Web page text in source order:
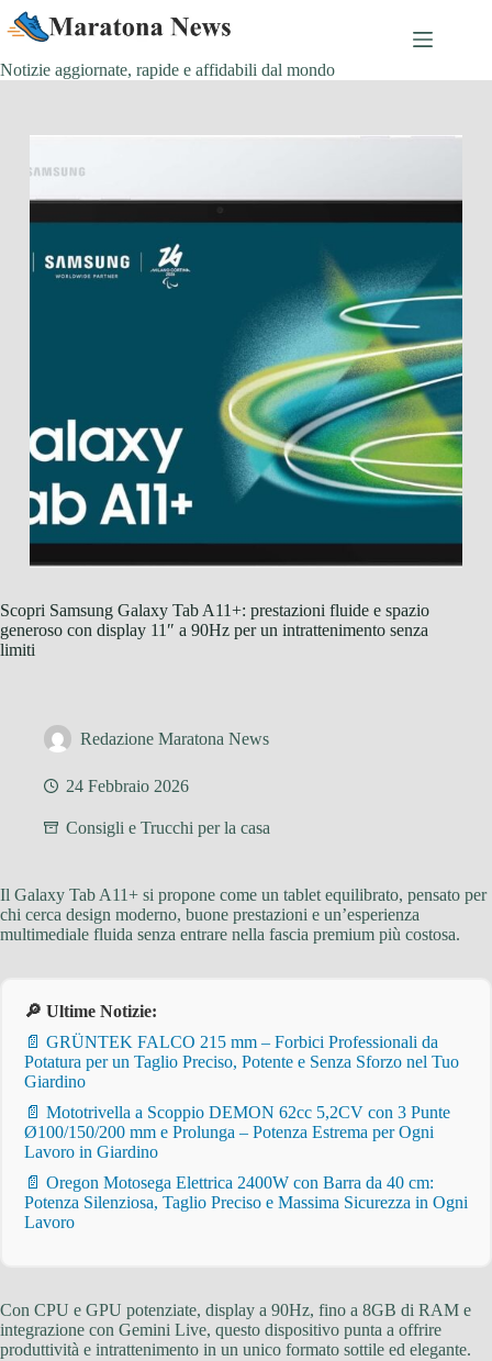
Salta
al
contenuto
Notizie aggiornate, rapide e affidabili dal mondo
Scopri Samsung Galaxy Tab A11+: prestazioni fluide e spazio
generoso con display 11″ a 90Hz per un intrattenimento senza
limiti
Redazione Maratona News
24 Febbraio 2026
Consigli e Trucchi per la casa
Il Galaxy Tab A11+ si propone come un tablet equilibrato, pensato per
chi cerca design moderno, buone prestazioni e un’esperienza
multimediale fluida senza entrare nella fascia premium più costosa.
🔎 Ultime Notizie:
📄 GRÜNTEK FALCO 215 mm – Forbici Professionali da
Potatura per un Taglio Preciso, Potente e Senza Sforzo nel Tuo
Giardino
📄 Mototrivella a Scoppio DEMON 62cc 5,2CV con 3 Punte
Ø100/150/200 mm e Prolunga – Potenza Estrema per Ogni
Lavoro in Giardino
📄 Oregon Motosega Elettrica 2400W con Barra da 40 cm:
Potenza Silenziosa, Taglio Preciso e Massima Sicurezza in Ogni
Lavoro
Con CPU e GPU potenziate, display a 90Hz, fino a 8GB di RAM e
integrazione con Gemini Live, questo dispositivo punta a offrire
produttività e intrattenimento in un unico formato sottile ed elegante.